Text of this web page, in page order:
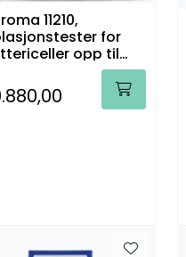
11210,
for
opp til